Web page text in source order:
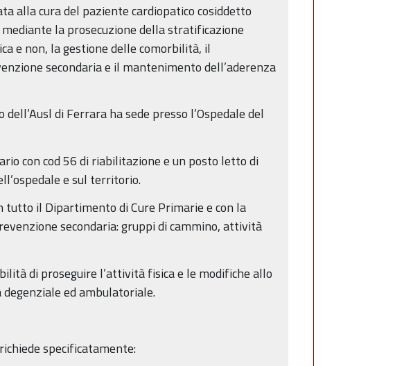
alla cura del paziente cardiopatico cosiddetto
la prosecuzione della stratificazione
e non, la gestione delle comorbilità, il
secondaria e il mantenimento dell’aderenza
di Ferrara ha sede presso l’Ospedale del
con cod 56 di riabilitazione e un posto letto di
e sul territorio.
il Dipartimento di Cure Primarie e con la
secondaria: gruppi di cammino, attività
di proseguire l’attività fisica e le modifiche allo
ed ambulatoriale.
specificatamente: